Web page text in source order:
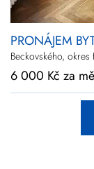
PRONÁJEM
Beckovského, okres
6 000 Kč za